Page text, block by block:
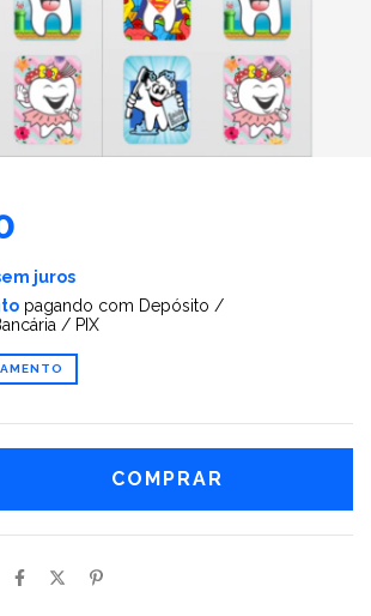
juros
pagando com Depósito /
/ PIX